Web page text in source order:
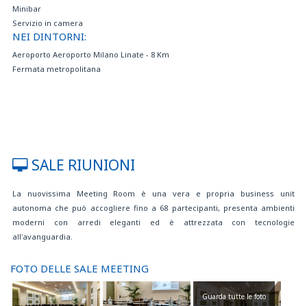
Minibar
Servizio in camera
NEI DINTORNI:
Aeroporto Aeroporto Milano Linate - 8 Km
Fermata metropolitana
SALE RIUNIONI
La nuovissima Meeting Room è una vera e propria business unit
autonoma che può accogliere fino a 68 partecipanti, presenta ambienti
moderni con arredi eleganti ed è attrezzata con tecnologie
all'avanguardia.
FOTO DELLE SALE MEETING
Guarda tutte le foto